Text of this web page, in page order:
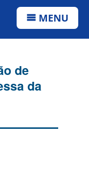
MENU
de
da